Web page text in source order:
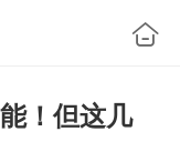
！但这几